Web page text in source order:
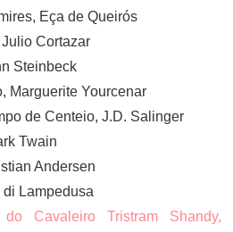
Eça de Queirós
Cortazar
Steinbeck
Marguerite Yourcenar
de Centeio, J.D. Salinger
Twain
Andersen
di Lampedusa
Cavaleiro Tristram Shandy,